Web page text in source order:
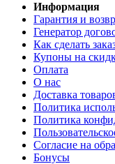
Информация
Гарантия и
Генератор
Как сделать
Купоны на
Оплата
О нас
Доставка
Политика
Политика
Согласие на
Бонусы